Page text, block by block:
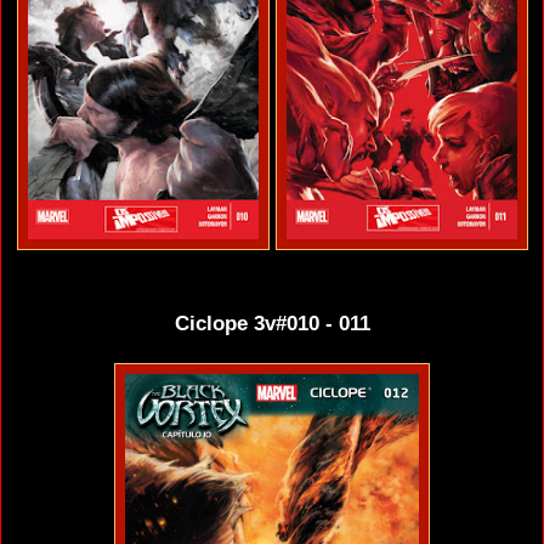
Ciclope 3v#010 - 011